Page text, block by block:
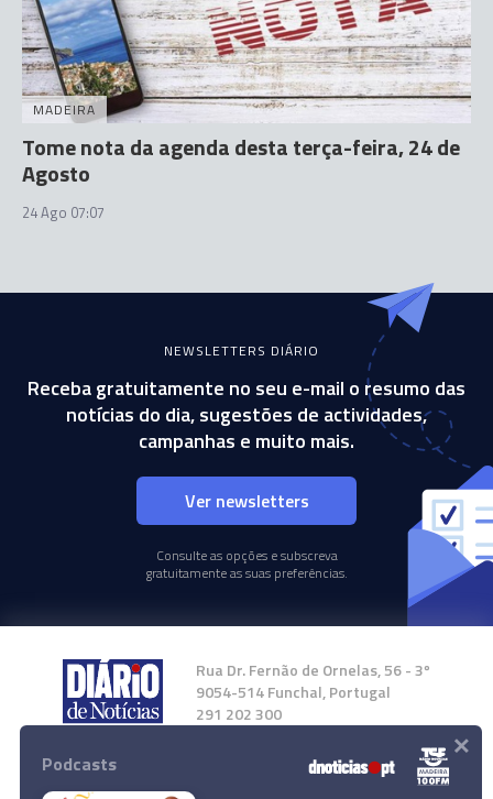
MADEIRA
Tome nota da agenda desta terça-feira, 24 de
Agosto
24 Ago 07:07
NEWSLETTERS DIÁRIO
Receba gratuitamente no seu e-mail o resumo das
notícias do dia, sugestões de actividades,
campanhas e muito mais.
Ver newsletters
Consulte as opções e subscreva
gratuitamente as suas preferências.
Rua Dr. Fernão de Ornelas, 56 - 3º
9054-514 Funchal, Portugal
291 202 300
Instale a nossa App
Podcasts ×